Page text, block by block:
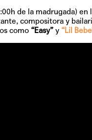
de la madrugada) en
compositora y
como“Easy”y “Lil